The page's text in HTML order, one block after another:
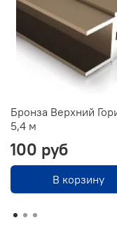
Бронза Верхний
5,4 м
100 руб
В корзину